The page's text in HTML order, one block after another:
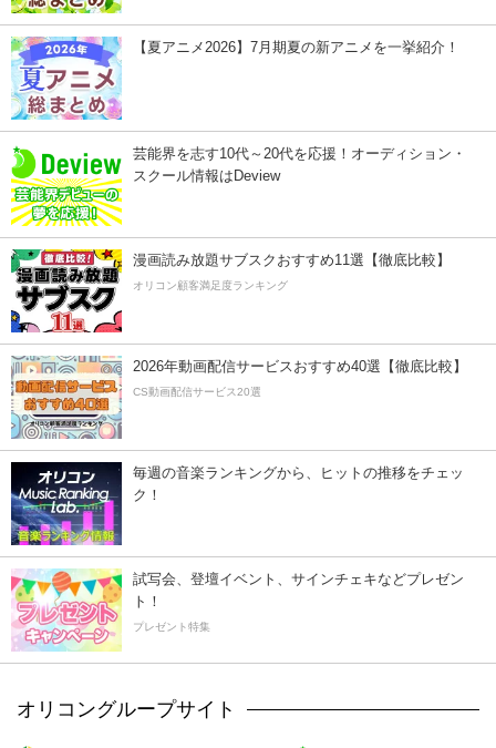
【夏アニメ2026】7月期夏の新アニメを一挙紹介！
芸能界を志す10代～20代を応援！オーディション・
スクール情報はDeview
漫画読み放題サブスクおすすめ11選【徹底比較】
オリコン顧客満足度ランキング
2026年動画配信サービスおすすめ40選【徹底比較】
CS動画配信サービス20選
毎週の音楽ランキングから、ヒットの推移をチェッ
ク！
試写会、登壇イベント、サインチェキなどプレゼン
ト！
プレゼント特集
オリコングループサイト